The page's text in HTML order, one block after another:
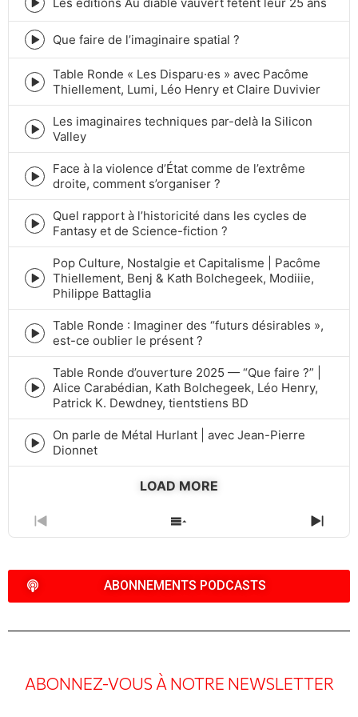
Episode
play
icon
Les éditions Au diable vauvert fêtent leur 25 ans
Episode
play
icon
Que faire de l’imaginaire spatial ?
Episode
play
icon
Table Ronde « Les Disparu·es » avec Pacôme
Thiellement, Lumi, Léo Henry et Claire Duvivier
Episode
play
icon
Les imaginaires techniques par-delà la Silicon
Valley
Episode
play
icon
Face à la violence d’État comme de l’extrême
droite, comment s’organiser ?
Episode
play
icon
Quel rapport à l’historicité dans les cycles de
Fantasy et de Science-fiction ?
Episode
play
Pop Culture, Nostalgie et Capitalisme | Pacôme
Thiellement, Benj & Kath Bolchegeek, Modiiie,
Philippe Battaglia
Episode
play
icon
Table Ronde : Imaginer des “futurs désirables »,
est-ce oublier le présent ?
Episode
play
Table Ronde d’ouverture 2025 — “Que faire ?” |
Alice Carabédian, Kath Bolchegeek, Léo Henry,
Patrick K. Dewdney, tientstiens BD
Episode
play
On parle de Métal Hurlant | avec Jean-Pierre
Dionnet
LOAD MORE
PREVIOUS
EPISODE
SHOW
EPISODES
NEXT
ABONNEMENTS PODCASTS
ABONNEZ-VOUS À NOTRE NEWSLETTER